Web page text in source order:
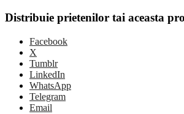
Distribuie prietenilor tai aceasta
Facebook
X
Tumblr
LinkedIn
WhatsApp
Telegram
Email